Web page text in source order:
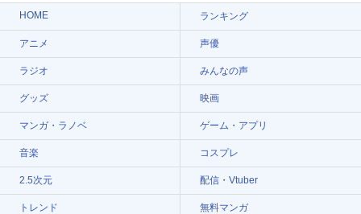
HOME ランキング
アニメ 声優
ラジオ みんなの声
グッズ 映画
マンガ・ラノベ ゲーム・アプリ
音楽 コスプレ
2.5次元 配信・Vtuber
トレンド 無料マンガ